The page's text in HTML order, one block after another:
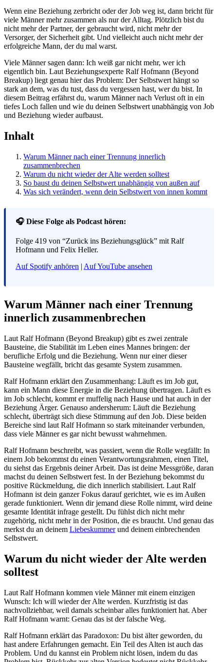
Wenn eine Beziehung zerbricht oder der Job weg ist, dann bricht für
viele Männer mehr zusammen als nur der Alltag. Plötzlich bist du
nicht mehr der Partner, der gebraucht wird, nicht mehr der
Versorger, der Sicherheit gibt. Und vielleicht auch nicht mehr der
erfolgreiche Mann, der du mal warst.
Viele Männer sagen dann: Ich weiß gar nicht mehr, wer ich
eigentlich bin. Laut Beziehungsexperte Ralf Hofmann (Beyond
Breakup) liegt genau hier das Problem: Der Selbstwert hängt so
stark an dem, was du tust, dass du vergessen hast, wer du bist. In
diesem Beitrag erfährst du, warum Männer nach Verlust oft in ein
tiefes Loch fallen und wie du deinen Selbstwert unabhängig von Job
und Beziehung wieder aufbaust.
Inhalt
Warum Männer nach einer Trennung innerlich
zusammenbrechen
Warum du nicht wieder der Alte werden solltest
So baust du deinen Selbstwert unabhängig von außen auf
Was sich verändert, wenn dein Selbstwert von innen kommt
🎧 Diese Folge als Podcast hören:
Folge 419 von “Zurück ins Beziehungsglück” mit Ralf
Hofmann und Felix Heller.
Auf Spotify anhören | Auf YouTube ansehen
Warum Männer nach einer Trennung
innerlich zusammenbrechen
Laut Ralf Hofmann (Beyond Breakup) gibt es zwei zentrale
Bausteine, die Stabilität im Leben eines Mannes bringen: der
berufliche Erfolg und die Beziehung. Wenn nur einer dieser
Bausteine wegfällt, bricht das gesamte System zusammen.
Ralf Hofmann erklärt den Zusammenhang: Läuft es im Job gut,
kann ein Mann diese Energie in die Beziehung übertragen. Läuft es
im Job schlecht, kommt er muffelig nach Hause und hat auch in der
Beziehung Ärger. Genauso andersherum: Läuft die Beziehung
schlecht, überträgt sich diese Stimmung auf den Job. Diese beiden
Bereiche sind laut Ralf Hofmann so stark miteinander verbunden,
dass viele Männer es gar nicht bewusst wahrnehmen.
Ralf Hofmann beschreibt, was passiert, wenn die Rolle wegfällt: In
einem Job bekommst du einen Verantwortungsrahmen, einen Titel,
du siehst das Ergebnis deiner Arbeit. Das ist deine Messgröße, daran
machst du deinen Selbstwert fest. In der Beziehung bekommst du
positive Rückmeldung, die dich innerlich stabilisiert. Laut Ralf
Hofmann ist dein ganzer Fokus darauf gerichtet, wie es im Außen
gerade funktioniert. Wenn dir jemand diese Rolle nimmt, wird deine
gesamte Identität infrage gestellt. Du fühlst dich nicht mehr
zugehörig, nicht mehr in der Position, die es braucht. Und genau das
merkst du an deinem Liebeskummerund deinem einbrechenden
Selbstwert.
Warum du nicht wieder der Alte werden
solltest
Laut Ralf Hofmann kommen viele Männer mit einem einzigen
Wunsch: Ich will wieder der Alte werden. Kurzfristig ist das
nachvollziehbar, weil damals scheinbar alles funktioniert hat. Aber
Ralf Hofmann warnt: Genau das ist der falsche Weg.
Ralf Hofmann erklärt das Paradoxon: Du bist älter geworden, du
hast andere Erfahrungen gemacht. Ein Teil des Alten ist auch das
Problem. Und du kannst ein Problem nicht lösen, indem du das